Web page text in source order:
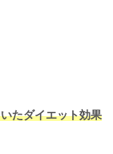
たダイエット効果